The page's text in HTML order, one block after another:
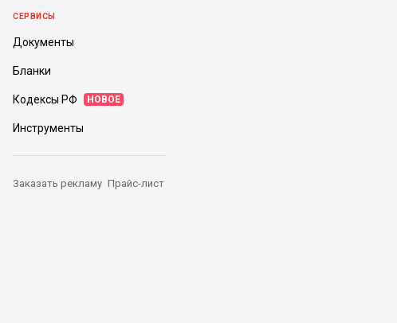
СЕРВИСЫ
Документы
Бланки
Кодексы РФ НОВОЕ
Инструменты
Заказать рекламу Прайс-лист